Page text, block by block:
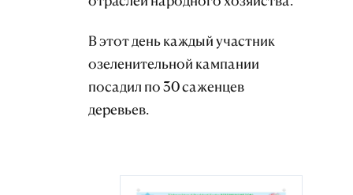
В этот день каждый участник
озеленительной кампании
посадил по 30 саженцев
деревьев.